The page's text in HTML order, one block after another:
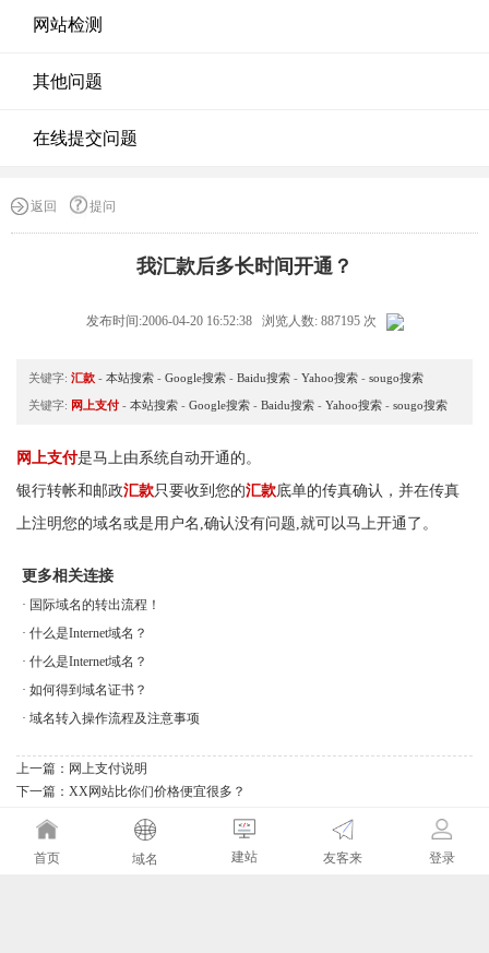
网站检测
其他问题
在线提交问题
返回 提问
我汇款后多长时间开通？
发布时间:2006-04-20 16:52:38 浏览人数: 887195 次
关键字: 汇款 - 本站搜索 - Google搜索 - Baidu搜索 - Yahoo搜索 - sougo搜索
关键字: 网上支付 - 本站搜索 - Google搜索 - Baidu搜索 - Yahoo搜索 - sougo搜索
网上支付是马上由系统自动开通的。
银行转帐和邮政汇款只要收到您的汇款底单的传真确认，并在传真
上注明您的域名或是用户名,确认没有问题,就可以马上开通了。
更多相关连接
· 国际域名的转出流程！
· 什么是Internet域名？
· 什么是Internet域名？
· 如何得到域名证书？
· 域名转入操作流程及注意事项
上一篇： 网上支付说明
下一篇： XX网站比你们价格便宜很多？
首页 域名 建站 友客来 登录